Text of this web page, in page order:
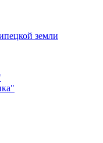
земли